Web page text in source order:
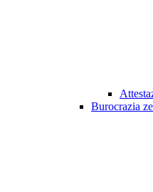
Burocrazia